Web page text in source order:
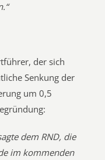
der sich
Senkung der
um 0,5
dem RND, die
im kommenden